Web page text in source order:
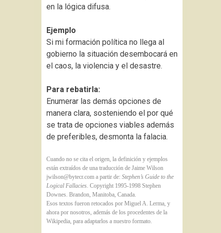
en la lógica difusa.
Ejemplo
Si mi formación política no llega al
gobierno la situación desembocará en
el caos, la violencia y el desastre.
Para rebatirla:
Enumerar las demás opciones de
manera clara, sosteniendo el por qué
se trata de opciones viables además
de preferibles, desmonta la falacia.
Cuando no se cita el origen, la definición y ejemplos
están extraídos de una traducción de Jaime Wilson
jwilson@bytecr.com a partir de: Stephen’s Guide to the
Logical Fallacies. Copyright 1995-1998 Stephen
Downes. Brandon, Manitoba, Canada.
Esos textos fueron retocados por Miguel A. Lerma, y
ahora por nosotros, además de los procedentes de la
Wikipedia, para adaptarlos a nuestro formato.